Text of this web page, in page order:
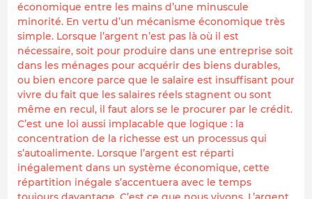
économique entre les mains d’une minuscule
minorité. En vertu d’un mécanisme économique très
simple. Lorsque l’argent n’est pas là où il est
nécessaire, soit pour produire dans une entreprise soit
dans les ménages pour acquérir des biens durables,
ou bien encore parce que le salaire est insuffisant pour
vivre du fait que les salaires réels stagnent ou sont
même en recul, il faut alors se le procurer par le crédit.
C’est une loi aussi implacable que logique : la
concentration de la richesse est un processus qui
s’autoalimente. Lorsque l’argent est réparti
inégalement dans un système économique, cette
répartition inégale s’accentuera avec le temps